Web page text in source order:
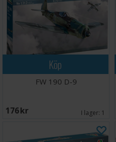
Köp
FW 190 D-9
176 SEK I lager: 1